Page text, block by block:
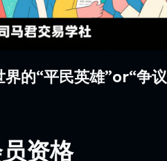
界的“平民英雄”or“争议
资格